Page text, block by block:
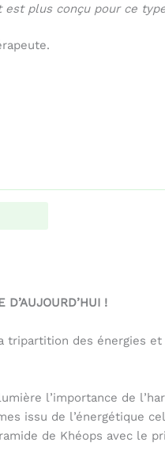
plus conçu pour ce
!
des énergies
l’importance de
issu de l’énergétique
de Khéops avec le